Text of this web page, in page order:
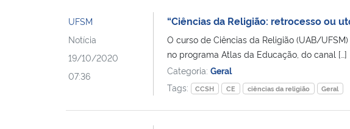
UFSM
Notícia
19/10/2020
07:36
“Ciências da Religião: retrocesso ou
O curso de Ciências da Religião (UAB/
no programa Atlas da Educação, do canal […]
Categoria: Geral
Tags:
CCSH CE ciências da religião Geral